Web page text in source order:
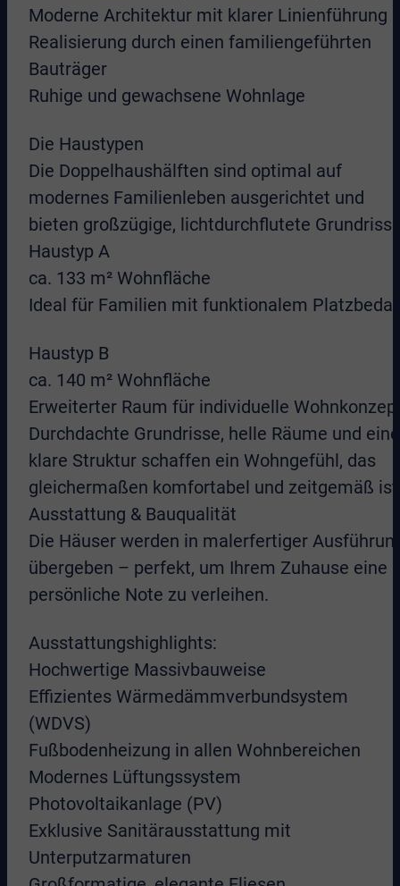
Moderne Architektur mit klarer Linienführung
Realisierung durch einen familiengeführten
Bauträger
Ruhige und gewachsene Wohnlage
Die Haustypen
Die Doppelhaushälften sind optimal auf
modernes Familienleben ausgerichtet und
bieten großzügige, lichtdurchflutete
Haustyp A
ca. 133 m² Wohnfläche
Ideal für Familien mit funktionalem
Haustyp B
ca. 140 m² Wohnfläche
Erweiterter Raum für individuelle
Durchdachte Grundrisse, helle Räume und eine
klare Struktur schaffen ein Wohngefühl, das
gleichermaßen komfortabel und zeitgemäß
Ausstattung & Bauqualität
Die Häuser werden in malerfertiger
übergeben – perfekt, um Ihrem Zuhause eine
persönliche Note zu verleihen.
Ausstattungshighlights:
Hochwertige Massivbauweise
Effizientes Wärmedämmverbundsystem
(WDVS)
Fußbodenheizung in allen Wohnbereichen
Modernes Lüftungssystem
Photovoltaikanlage (PV)
Exklusive Sanitärausstattung mit
Unterputzarmaturen